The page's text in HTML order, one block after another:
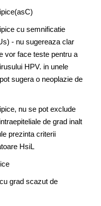
cu semnificatie
- nu sugereaza clar
vor face teste pentru a
HPV. in unele
sugera o neoplazie de
nu se pot exclude
de grad inalt
prezinta criterii
HsiL
grad scazut de